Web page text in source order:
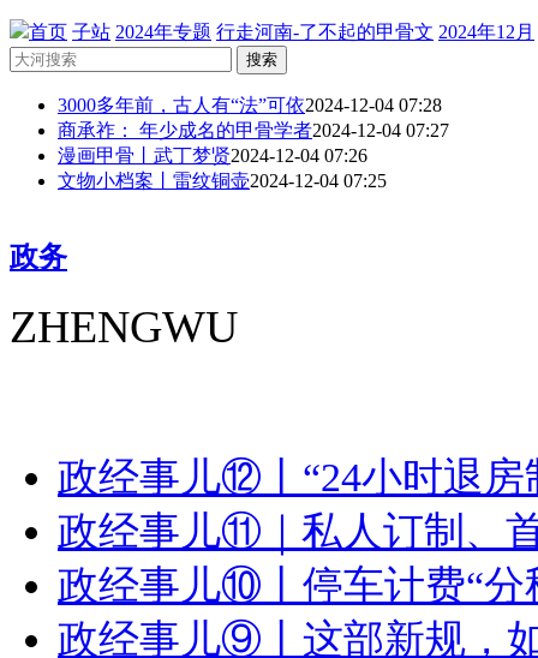
首页 子站 2024年专题 行走河南-了不起的甲骨文 2024年12月
搜索
3000多年前，古人有“法”可依2024-12-04 07:28
商承祚： 年少成名的甲骨学者2024-12-04 07:27
漫画甲骨丨武丁梦贤2024-12-04 07:26
文物小档案丨雷纹铜壶2024-12-04 07:25